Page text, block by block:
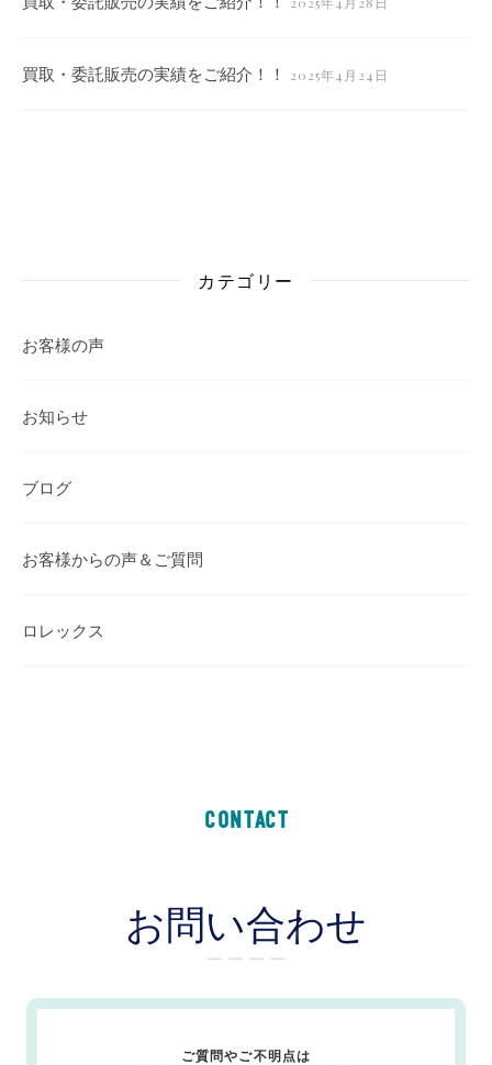
買取・委託販売の実績をご紹介！！ 2025年4月24日
カテゴリー
お客様の声
お知らせ
ブログ
お客様からの声＆ご質問
ロレックス
CONTACT
お問い合わせ
ー ー ー ー
ご質問やご不明点は